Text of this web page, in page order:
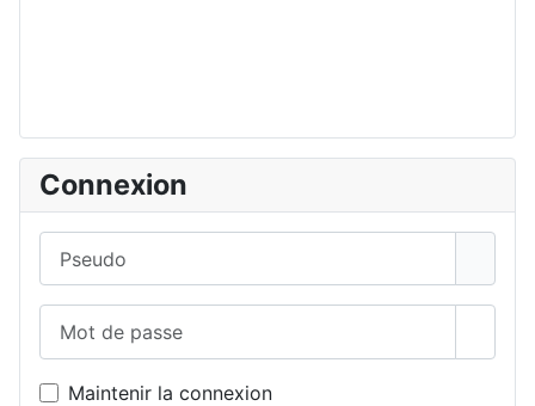
Connexion
Maintenir la connexion